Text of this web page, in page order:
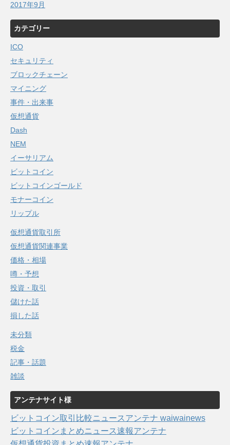
2017年9月
カテゴリー
ICO
セキュリティ
ブロックチェーン
マイニング
事件・出来事
仮想通貨
Dash
NEM
イーサリアム
ビットコイン
ビットコインゴールド
モナーコイン
リップル
仮想通貨取引所
仮想通貨関連事業
価格・相場
噂・予想
投資・取引
儲けた話
損した話
未分類
税金
記事・話題
雑談
アンテナサイト様
ビットコイン取引比較ニュースアンテナ waiwainews
ビットコインまとめニュース速報アンテナ